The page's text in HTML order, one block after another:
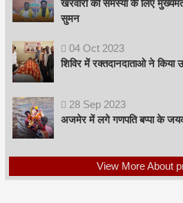
खरवारों की समस्या के लिए
सुमन
04 Oct 2023
शिविर में रक्तदानदाताओ ने
28 Sep 2023
अजमेर में लगे गणपति बप्पा के
View More About